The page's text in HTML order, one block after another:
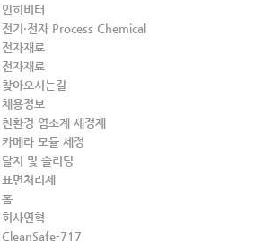
인히비터
전기·전자 Process Chemical
전자재료
전자재료
찾아오시는길
채용정보
친환경 염소계 세정제
카메라 모듈 세정
탈지 및 슬리팅
표면처리제
홈
회사연혁
CleanSafe-717